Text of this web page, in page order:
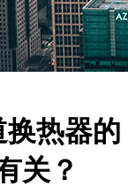
热器的
关？